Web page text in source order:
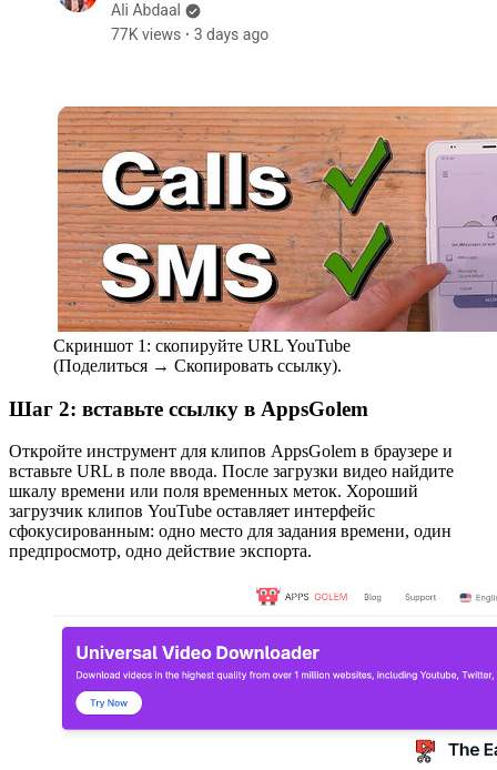
Скриншот 1: скопируйте URL YouTube
(Поделиться → Скопировать ссылку).
Шаг 2: вставьте ссылку в AppsGolem
Откройте инструмент для клипов AppsGolem в браузере и
вставьте URL в поле ввода. После загрузки видео найдите
шкалу времени или поля временных меток. Хороший
загрузчик клипов YouTube оставляет интерфейс
сфокусированным: одно место для задания времени, один
предпросмотр, одно действие экспорта.